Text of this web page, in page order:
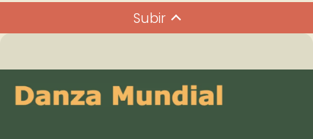
Subir